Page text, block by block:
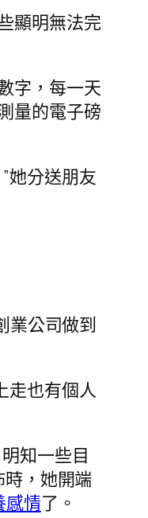
顯明無法完
字，每一天
量的電子磅
她分送朋友
業公司做到
走也有個人
知一些目
，她開端
感情了。